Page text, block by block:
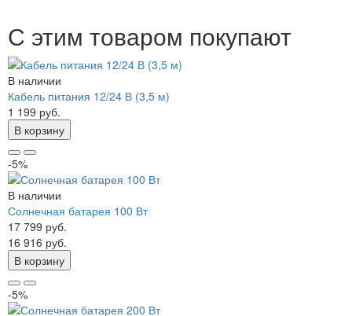
С этим товаром покупают
В наличии
Кабель питания 12/24 В (3,5 м)
1 199 руб.
В корзину
-5%
В наличии
Солнечная батарея 100 Вт
17 799 руб.
16 916 руб.
В корзину
-5%